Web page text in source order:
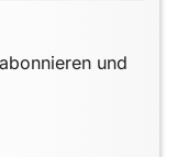
und